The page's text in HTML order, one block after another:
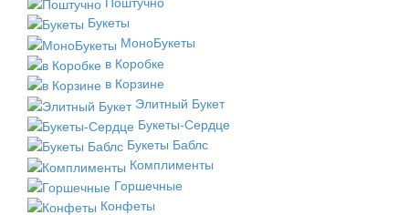
Букеты
МоноБукеты
в Коробке
в Корзине
Элитный Букет
Букеты-Сердце
Букеты Баблс
Комплименты
Горшечные
Конфеты